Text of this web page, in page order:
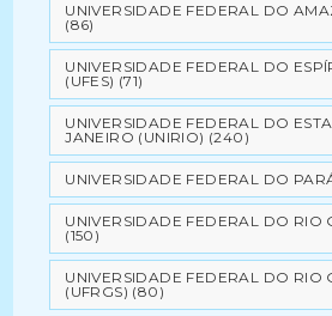
UNIVERSIDADE FEDERAL DO
(86)
UNIVERSIDADE FEDERAL DO
(UFES) (71)
UNIVERSIDADE FEDERAL DO
JANEIRO (UNIRIO) (240)
UNIVERSIDADE FEDERAL DO
UNIVERSIDADE FEDERAL DO RIO
(150)
UNIVERSIDADE FEDERAL DO RIO
(UFRGS) (80)